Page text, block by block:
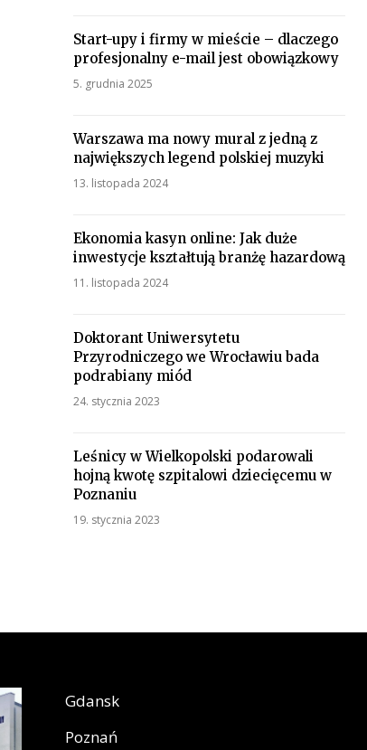
Start-upy i firmy w mieście – dlaczego
profesjonalny e-mail jest obowiązkowy
5. grudnia 2025
Warszawa ma nowy mural z jedną z
największych legend polskiej muzyki
13. listopada 2024
Ekonomia kasyn online: Jak duże
inwestycje kształtują branżę hazardową
11. listopada 2024
Doktorant Uniwersytetu
Przyrodniczego we Wrocławiu bada
podrabiany miód
24. stycznia 2023
Leśnicy w Wielkopolski podarowali
hojną kwotę szpitalowi dziecięcemu w
Poznaniu
19. stycznia 2023
Gdansk
Poznań